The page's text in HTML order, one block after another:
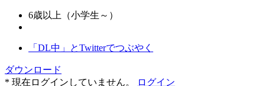
6歳以上（小学生～）
「DL中」とTwitterでつぶやく
ダウンロード
* 現在ログインしていません。
ログイン